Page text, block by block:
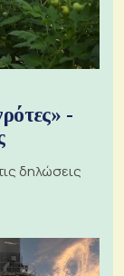
-
δηλώσεις